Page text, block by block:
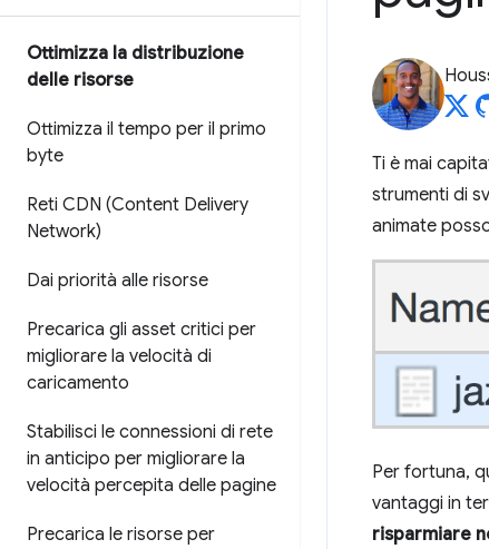
Ottimizza la distribuzione
delle risorse
Ottimizza il tempo per il primo
byte
Reti CDN (Content Delivery
Network)
Dai priorità alle risorse
Precarica gli asset critici per
migliorare la velocità di
caricamento
Stabilisci le connessioni di rete
in anticipo per migliorare la
velocità percepita delle pagine
Precarica le risorse per
Ti è mai
strumenti di
animate
Per fortuna,
vantaggi in
risparmiare